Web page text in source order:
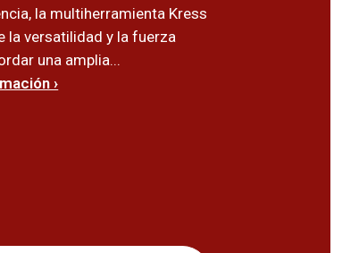
la multiherramienta Kress
la versatilidad y la fuerza
una amplia...
›